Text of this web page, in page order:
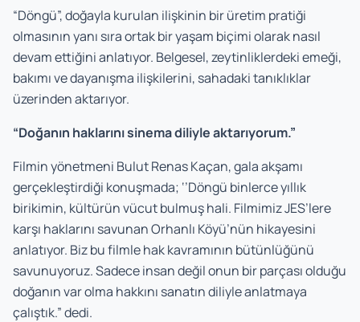
“Döngü”, doğayla kurulan ilişkinin bir üretim pratiği
olmasının yanı sıra ortak bir yaşam biçimi olarak nasıl
devam ettiğini anlatıyor. Belgesel, zeytinliklerdeki emeği,
bakımı ve dayanışma ilişkilerini, sahadaki tanıklıklar
üzerinden aktarıyor.
“Doğanın haklarını sinema diliyle aktarıyorum.”
Filmin yönetmeni Bulut Renas Kaçan, gala akşamı
gerçekleştirdiği konuşmada; ‘’Döngü binlerce yıllık
birikimin, kültürün vücut bulmuş hali. Filmimiz JES’lere
karşı haklarını savunan Orhanlı Köyü’nün hikayesini
anlatıyor. Biz bu filmle hak kavramının bütünlüğünü
savunuyoruz. Sadece insan değil onun bir parçası olduğu
doğanın var olma hakkını sanatın diliyle anlatmaya
çalıştık.” dedi.